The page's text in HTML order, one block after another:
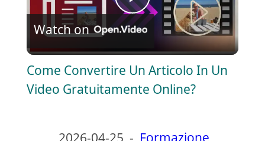
P
l
a
Watch on
Come Convertire Un Articolo In Un
Video Gratuitamente Online?
2026-04-25 - Formazione